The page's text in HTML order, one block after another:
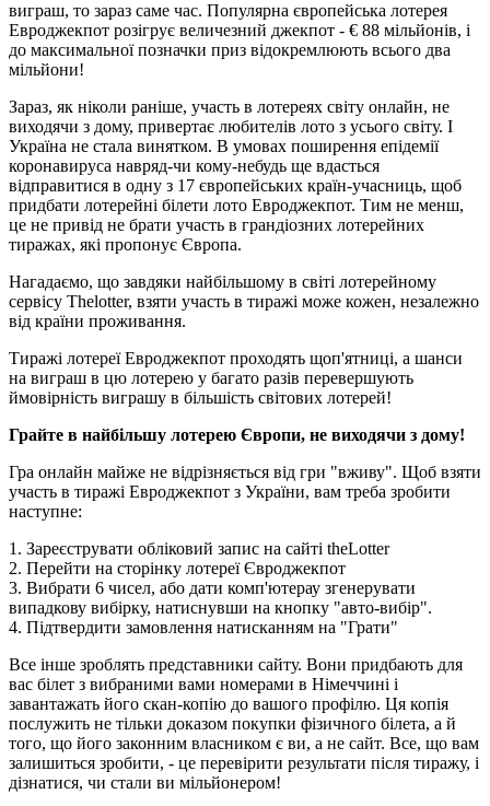
виграш, то зараз саме час. Популярна європейська лотерея
Евроджекпот розігрує величезний джекпот - € 88 мільйонів, і
до максимальної позначки приз відокремлюють всього два
мільйони!
Зараз, як ніколи раніше, участь в лотереях світу онлайн, не
виходячи з дому, привертає любителів лото з усього світу. І
Україна не стала винятком. В умовах поширення епідемії
коронавируса навряд-чи кому-небудь ще вдасться
відправитися в одну з 17 європейських країн-учасниць, щоб
придбати лотерейні білети лото Евроджекпот. Тим не менш,
це не привід не брати участь в грандіозних лотерейних
тиражах, які пропонує Європа.
Нагадаємо, що завдяки найбільшому в світі лотерейному
сервісу Thelotter, взяти участь в тиражі може кожен, незалежно
від країни проживання.
Тиражі лотереї Евроджекпот проходять щоп'ятниці, а шанси
на виграш в цю лотерею у багато разів перевершують
ймовірність виграшу в більшість світових лотерей!
Грайте в найбільшу лотерею Європи, не виходячи з дому!
Гра онлайн майже не відрізняється від гри "вживу". Щоб взяти
участь в тиражі Евроджекпот з України, вам треба зробити
наступне:
1. Зареєструвати обліковий запис на сайті theLotter
2. Перейти на сторінку лотереї Євроджекпот
3. Вибрати 6 чисел, або дати комп'ютерау згенерувати
випадкову вибірку, натиснувши на кнопку "авто-вибір".
4. Підтвердити замовлення натисканням на "Грати"
Все інше зроблять представники сайту. Вони придбають для
вас білет з вибраними вами номерами в Німеччині і
завантажать його скан-копію до вашого профілю. Ця копія
послужить не тільки доказом покупки фізичного білета, а й
того, що його законним власником є ви, а не сайт. Все, що вам
залишиться зробити, - це перевірити результати після тиражу, і
дізнатися, чи стали ви мільйонером!